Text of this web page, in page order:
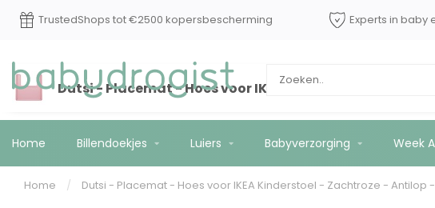
Op werkdagen voor 15:00 besteld? Vandaag
verzonden!* TrustedShops tot €2500
Home Billendoekjes Luiers Babyverzorging Week
Home / Dutsi - Placemat - Hoes voor IKEA Kinderstoel - Zachtroze - Antilop
Dutsi - Placemat - Hoes voor IKEA Kinderstoel -